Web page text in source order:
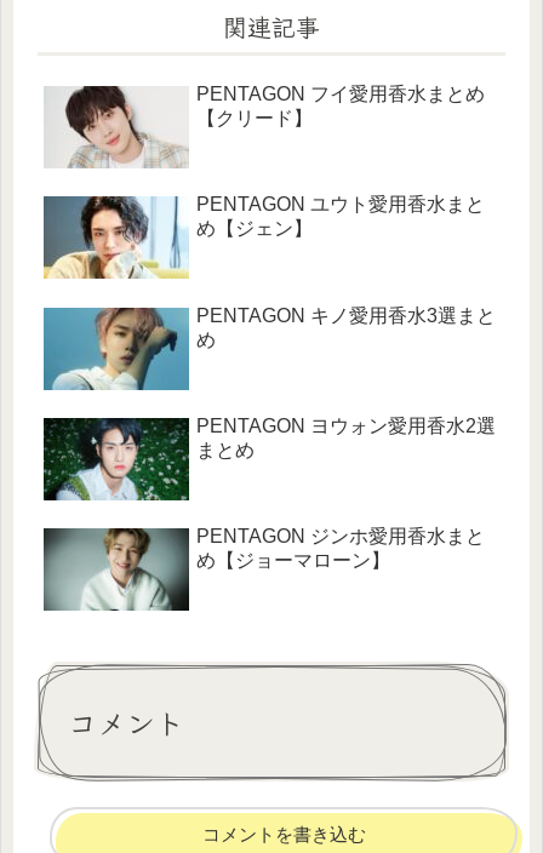
関連記事
PENTAGON フイ愛用香水まとめ
【クリード】
PENTAGON ユウト愛用香水まと
め【ジェン】
PENTAGON キノ愛用香水3選まと
め
PENTAGON ヨウォン愛用香水2選
まとめ
PENTAGON ジンホ愛用香水まと
め【ジョーマローン】
コメント
コメントを書き込む